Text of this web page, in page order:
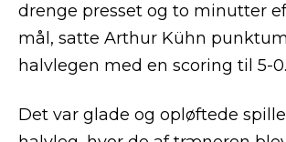
drenge presset og to minutter
mål, satte Arthur Kühn
halvlegen med en scoring til 5-0.
Det var glade og opløftede